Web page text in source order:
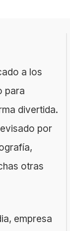
a los
para
divertida.
por
otras
empresa